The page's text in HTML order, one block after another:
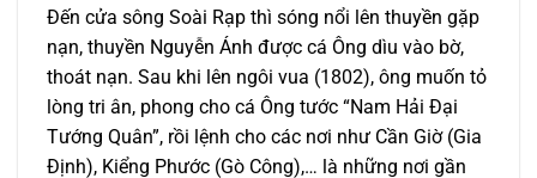
Đến cửa sông Soài Rạp thì sóng nổi lên thuyền gặp
nạn, thuyền Nguyễn Ánh được cá Ông dìu vào bờ,
thoát nạn. Sau khi lên ngôi vua (1802), ông muốn tỏ
lòng tri ân, phong cho cá Ông tước “Nam Hải Ðại
Tướng Quân”, rồi lệnh cho các nơi như Cần Giờ (Gia
Ðịnh), Kiểng Phước (Gò Công),… là những nơi gần